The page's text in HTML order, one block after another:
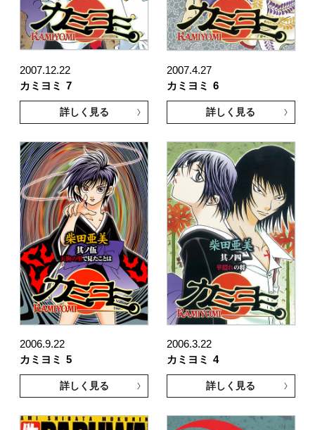
2007.12.22
カミヨミ
7
詳しく見る
2007.4.27
カミヨミ
6
詳しく見る
2006.9.22
カミヨミ
5
詳しく見る
2006.3.22
カミヨミ
4
詳しく見る